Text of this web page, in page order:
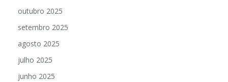
outubro 2025
setembro 2025
agosto 2025
julho 2025
junho 2025